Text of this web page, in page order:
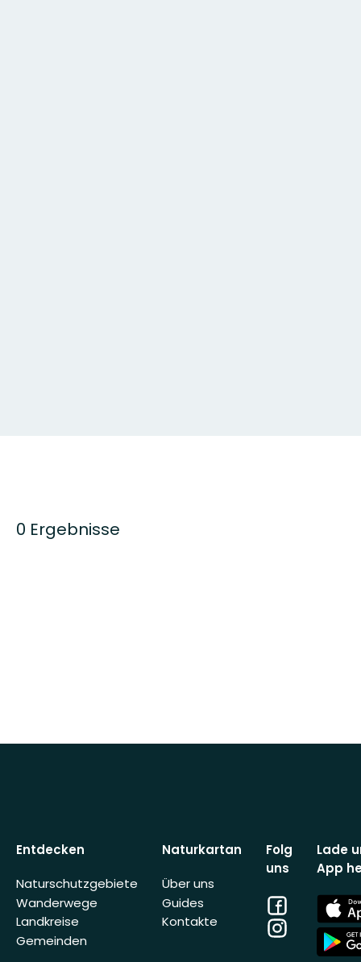
0 Ergebnisse
Entdecken
Naturschutzgebiete
Wanderwege
Landkreise
Gemeinden
Naturkartan
Über uns
Guides
Kontakte
Folg
uns
Facebook
Instagram
Lade
App
App
Store
App
Store